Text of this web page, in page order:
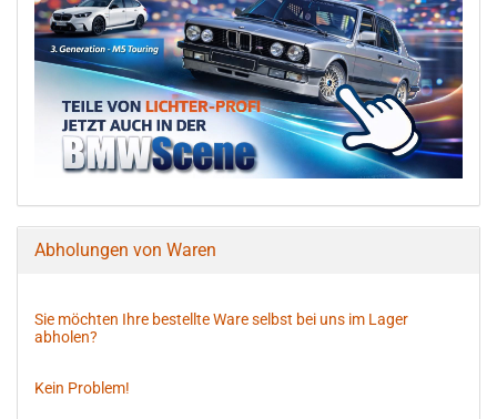
Abholungen von Waren
Sie möchten Ihre bestellte Ware selbst bei uns im Lager
abholen?
Kein Problem!